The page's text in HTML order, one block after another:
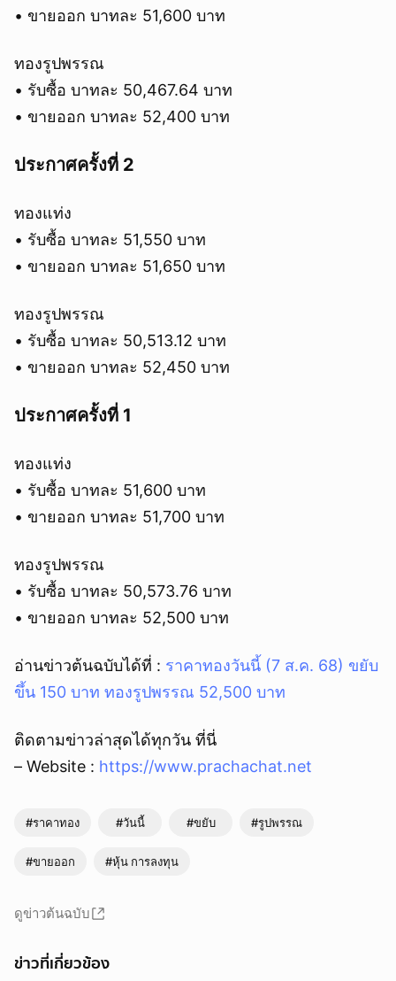
• ขายออก บาทละ 51,600 บาท
ทองรูปพรรณ
• รับซื้อ บาทละ 50,467.64 บาท
• ขายออก บาทละ 52,400 บาท
ประกาศครั้งที่ 2
ทองแท่ง
• รับซื้อ บาทละ 51,550 บาท
• ขายออก บาทละ 51,650 บาท
ทองรูปพรรณ
• รับซื้อ บาทละ 50,513.12 บาท
• ขายออก บาทละ 52,450 บาท
ประกาศครั้งที่ 1
ทองแท่ง
• รับซื้อ บาทละ 51,600 บาท
• ขายออก บาทละ 51,700 บาท
ทองรูปพรรณ
• รับซื้อ บาทละ 50,573.76 บาท
• ขายออก บาทละ 52,500 บาท
อ่านข่าวต้นฉบับได้ที่ : ราคาทองวันนี้ (7 ส.ค. 68) ขยับ
ขึ้น 150 บาท ทองรูปพรรณ 52,500 บาท
ติดตามข่าวล่าสุดได้ทุกวัน ที่นี่
– Website : https://www.prachachat.net
#ราคาทอง #วันนี้ #ขยับ #รูปพรรณ
#ขายออก #หุ้น การลงทุน
ดูข่าวต้นฉบับ
ข่าวที่เกี่ยวข้อง
ยกเลิก